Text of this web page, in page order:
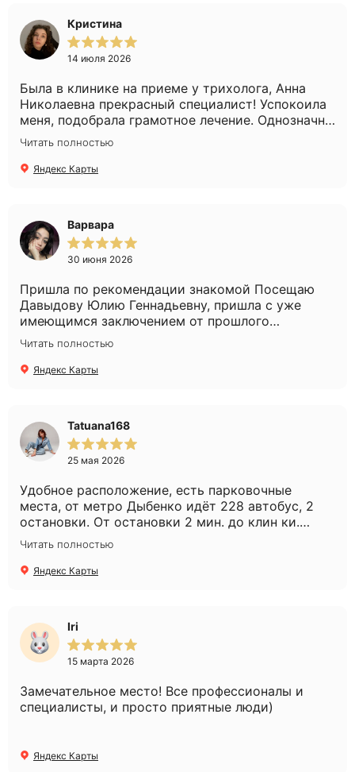
Кристина
14 июля 2026
Была в клинике на приеме у трихолога, Анна
Николаевна прекрасный специалист! Успокоила
меня, подобрала грамотное лечение. Однозначно
рекомендую!
Читать полностью
Яндекс Карты
Варвара
30 июня 2026
Пришла по рекомендации знакомой Посещаю
Давыдову Юлию Геннадьевну, пришла с уже
имеющимся заключением от прошлого
специалиста, но у меня всё равно собрали
анамнез и уточнили дополнительные детали.
Всегда дают новые пробники средств,
профессионала. Девушки-администраторы
всегда очень приветливы, предложат напитки,
спросят, всё ли хорошо, предложат удобное
дорожелательная, даже жаль, что я так редко
хожу в клинику, как бы странно ни звучало🙌
Читать полностью
Яндекс Карты
Tatuana168
25 мая 2026
Удобное расположение, есть парковочные
места, от метро Дыбенко идёт 228 автобус, 2
остановки. От остановки 2 мин. до клин ки.
Получила консультацию, рекомендации по
процедурами. Сделала выбор в пользу плазмо
лифтинга. Легкая рука Анны Николаевны,
Читать полностью
Яндекс Карты
Iri
15 марта 2026
Замечательное место! Все профессионалы и
специалисты, и просто приятные люди)
Яндекс Карты